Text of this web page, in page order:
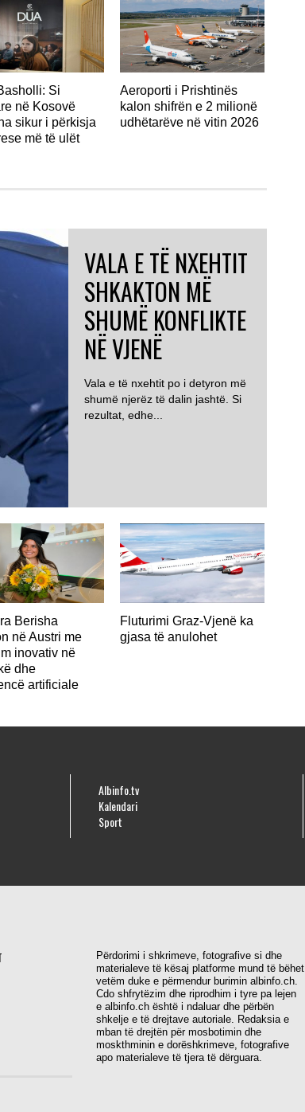
Si
në Kosovë
sikur i përkisja
më të ulët
Aeroporti i Prishtinës
kalon shifrën e 2 milionë
udhëtarëve në vitin 2026
VALA E TË NXEHTIT
SHKAKTON MË
SHUMË KONFLIKTE
NË VJENË
Vala e të nxehtit po i detyron më
shumë njerëz të dalin jashtë. Si
rezultat, edhe...
Berisha
në Austri me
inovativ në
dhe
artificiale
Fluturimi Graz-Vjenë ka
gjasa të anulohet
Albinfo.tv
Kalendari
Sport
Përdorimi i shkrimeve, fotografive si dhe
materialeve të kësaj platforme mund të bëhet
vetëm duke e përmendur burimin albinfo.ch.
Cdo shfrytëzim dhe riprodhim i tyre pa lejen
e albinfo.ch është i ndaluar dhe përbën
shkelje e të drejtave autoriale. Redaksia e
mban të drejtën për mosbotimin dhe
moskthminin e dorëshkrimeve, fotografive
apo materialeve të tjera të dërguara.